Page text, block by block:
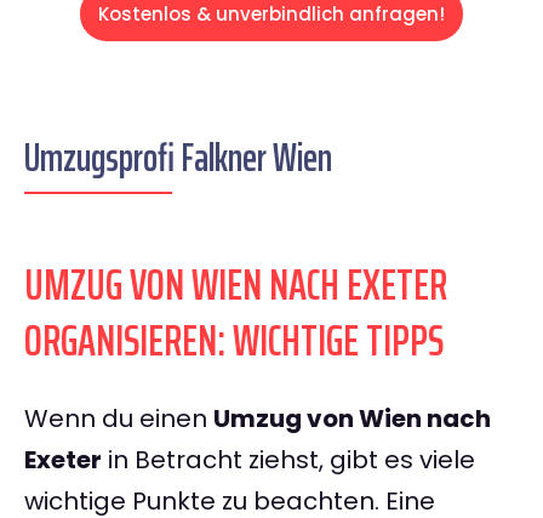
Kostenlos & unverbindlich anfragen!
Umzugsprofi Falkner Wien
UMZUG VON WIEN NACH EXETER
ORGANISIEREN: WICHTIGE TIPPS
Wenn du einen Umzug von Wien nach
Exeter in Betracht ziehst, gibt es viele
wichtige Punkte zu beachten. Eine